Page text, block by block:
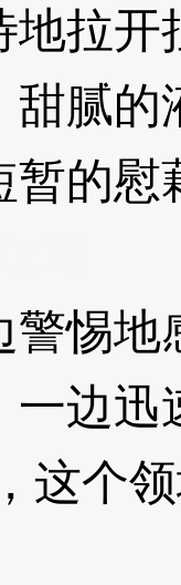
拉开
甜腻
暂的慰
惕地
一边迅
个领